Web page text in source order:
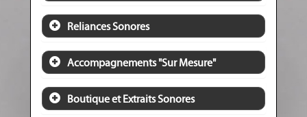
Reliances Sonores
Accompagnements "Sur Mesure"
Boutique et Extraits Sonores